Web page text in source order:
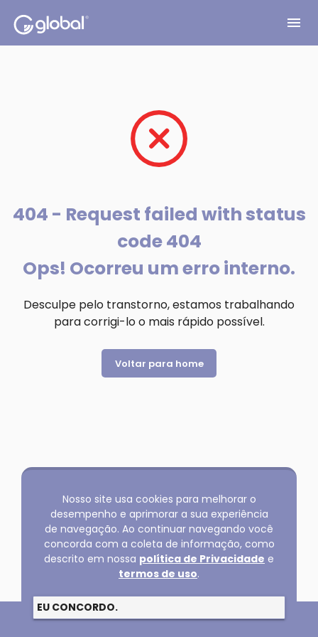
menu
404 - Request failed with status
code 404
Ops! Ocorreu um erro interno.
Desculpe pelo transtorno, estamos trabalhando
para corrigi-lo o mais rápido possível.
Voltar para home
Copyright @2026 GLOBAL SERVICOS LTDA
Nosso site usa cookies para melhorar o
desempenho e aprimorar a sua experiência
de navegação. Ao continuar navegando você
concorda com a coleta de informação, como
descrito em nossa política de Privacidade e
termos de uso.
EU CONCORDO.